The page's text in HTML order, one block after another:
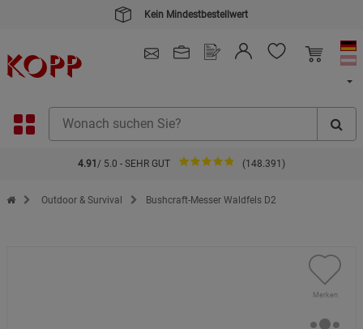
Kein Mindestbestellwert
4.91 / 5.0 - SEHR GUT (148.391)
Zur Startseite des Kopp Verlag Online-Shop
Outdoor & Survival Bushcraft-Messer Waldfels D2
Merken